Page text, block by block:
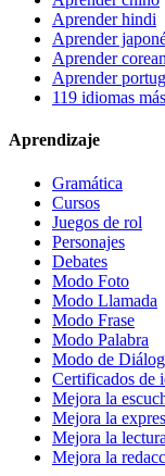
Aprender hindi
Aprender
Aprender
Aprender
119 idiomas más
Aprendizaje
Gramática
Cursos
Juegos de rol
Personajes
Debates
Modo Foto
Modo Llamada
Modo Frase
Modo Palabra
Modo de
Certificados de
Mejora la
Mejora la
Mejora la lectura
Mejora la